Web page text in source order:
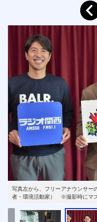
写真左から、フリーアナウンサー
者・環境活動家） ※撮影時にマ
Prev